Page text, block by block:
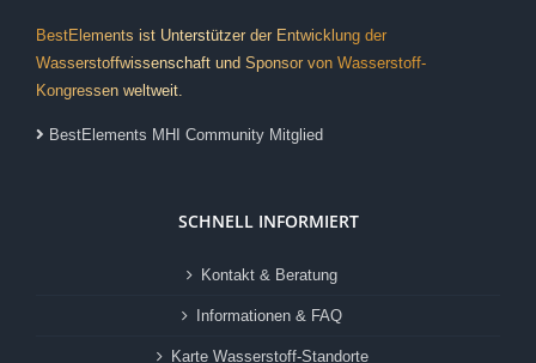
BestElements ist Unterstützer der Entwicklung der
Wasserstoffwissenschaft und Sponsor von Wasserstoff-
Kongressen weltweit.
BestElements MHI Community Mitglied
SCHNELL INFORMIERT
Kontakt & Beratung
Informationen & FAQ
Karte Wasserstoff-Standorte